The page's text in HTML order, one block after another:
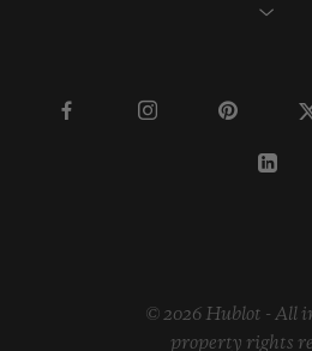
© 2026 Hublot - All
property rights